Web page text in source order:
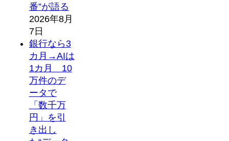
番”が語る
2026年8月
7日
銀行なら3
カ月→AIは
1カ月 10
万件のデ
ータで
「数千万
円」を引
き出し